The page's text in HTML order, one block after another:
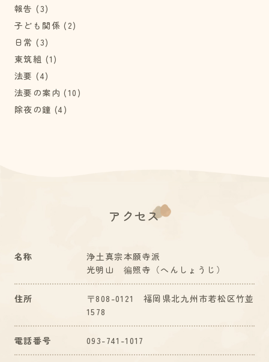
報告 (3)
子ども関係 (2)
日常 (3)
東筑組 (1)
法要 (4)
法要の案内 (10)
除夜の鐘 (4)
アクセス
名称
浄土真宗本願寺派
光明山 徧照寺（へんしょうじ）
住所
〒808-0121 福岡県北九州市若松区竹並
1578
電話番号 093-741-1017